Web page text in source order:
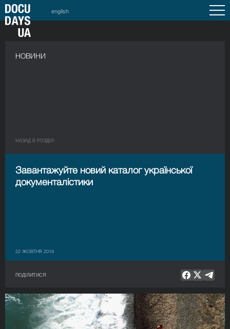
english
НОВИНИ
НАЗАД В РОЗДIЛ
Завантажуйте новий каталог української
документалістики
22 ЖОВТНЯ 2018
ПОДІЛИТИСЯ